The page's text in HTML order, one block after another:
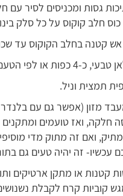
גסות ומכניסים לסיר עם
חלב קוקוס על כל סלק
מזון (אפשר גם עם בלנדר
ואז טועמים ומתקנים
ואם זה מתוק מדי
עכשיו- זה יהיה טעים גם
קטנות או מתקן ארטיקים
קוביות קרח לקבלת